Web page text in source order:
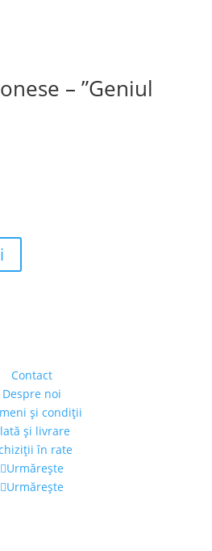
– ”Geniul
Contact
Despre noi
şi condiţii
şi livrare
în rate
Urmărește
Urmărește